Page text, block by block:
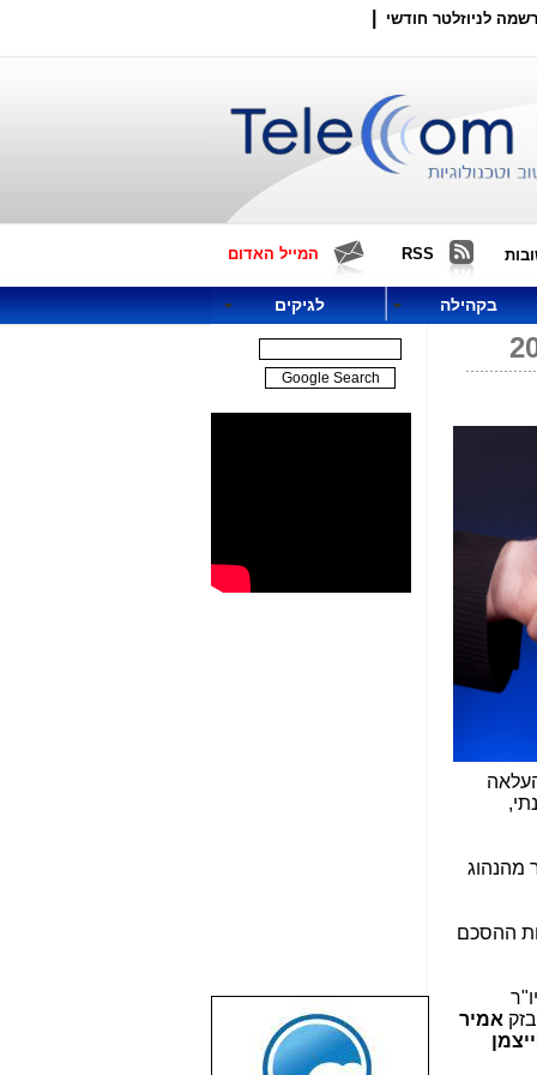
לניוזלטר חודשי
RSS המייל האדום
בקהילה לגיקים
השנתי,
מהנהוג
ההסכם
אמיר
שבוע טוב לכל
הגולשים באשר